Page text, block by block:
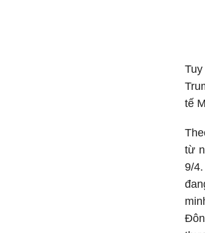
tế
từ
9/